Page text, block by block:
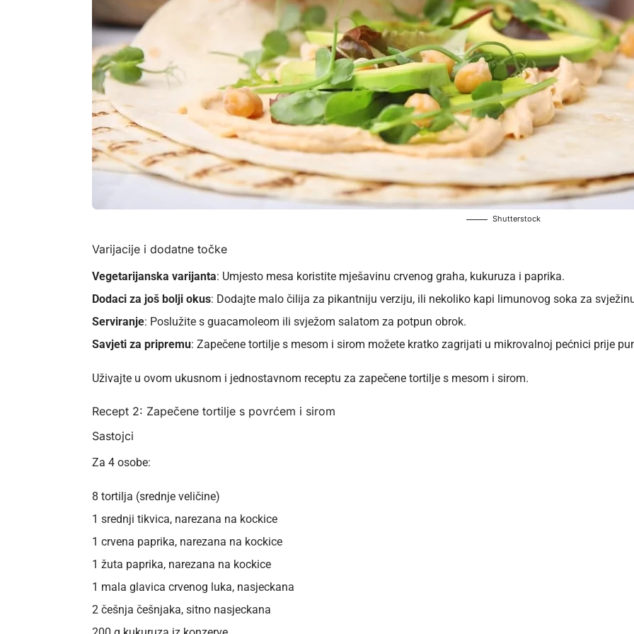
Shutterstock
Varijacije i dodatne točke
Vegetarijanska varijanta: Umjesto mesa koristite mješavinu crvenog graha, kukuruza i paprika.
Dodaci za još bolji okus: Dodajte malo čilija za pikantniju verziju, ili nekoliko kapi limunovog soka za
Serviranje: Poslužite s guacamoleom ili svježom salatom za potpun obrok.
Savjeti za pripremu: Zapečene tortilje s mesom i sirom možete kratko zagrijati u mikrovalnoj pećnici prije
Uživajte u ovom ukusnom i jednostavnom receptu za zapečene tortilje s mesom i sirom.
Recept 2: Zapečene tortilje s povrćem i sirom
Sastojci
Za 4 osobe:
8 tortilja (srednje veličine)
1 srednji tikvica, narezana na kockice
1 crvena paprika, narezana na kockice
1 žuta paprika, narezana na kockice
1 mala glavica crvenog luka, nasjeckana
2 češnja češnjaka, sitno nasjeckana